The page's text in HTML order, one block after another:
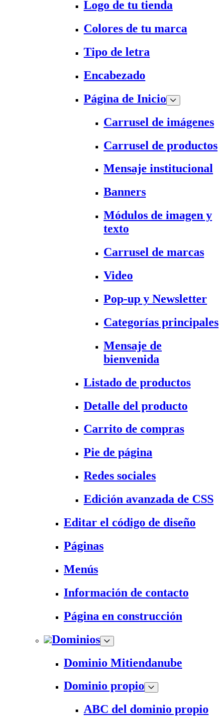
Logo de tu tienda
Colores de tu marca
Tipo de letra
Encabezado
Página de Inicio
Carrusel de imágenes
Carrusel de productos
Mensaje institucional
Banners
Módulos de imagen y
texto
Carrusel de marcas
Video
Pop-up y Newsletter
Categorías principales
Mensaje de
bienvenida
Listado de productos
Detalle del producto
Carrito de compras
Pie de página
Redes sociales
Edición avanzada de CSS
Editar el código de diseño
Páginas
Menús
Información de contacto
Página en construcción
Dominios
Dominio Mitiendanube
Dominio propio
ABC del dominio propio